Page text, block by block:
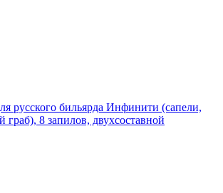
русского бильярда Инфинити (сапели,
граб), 8 запилов, двухсоставной